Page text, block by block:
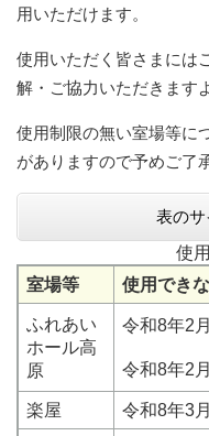
用いただけます。
使用いただく皆さまには
解・ご協力いただきます
使用制限の無い室場等に
がありますので予めご了
表のサ
使
室場等
使用でき
ふれあい
ホール高
原
令和8年2
令和8年2
楽屋
令和8年3